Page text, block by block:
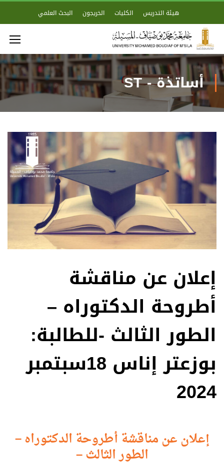
هيئة التدريس الكليات الخريجون البحث العلمي
أساتذة - ST
إعلان عن مناقشة
أطروحة الدكتوراه –
الطور الثالث -للطالبة:
بوزعتر إناس 18سبتمبر
2024
إعلان عن مناقشة أطروحة الدكتوراه –
الطور الثالث –